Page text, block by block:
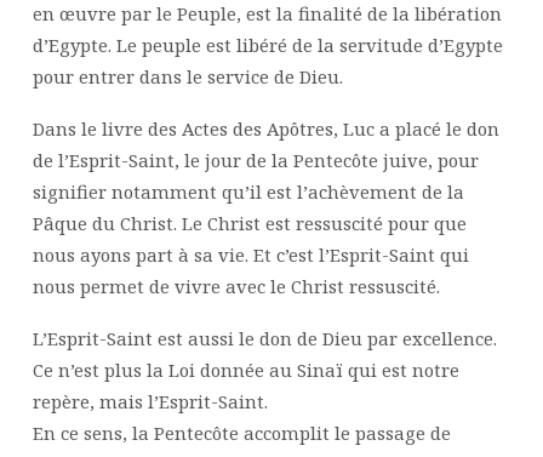
en œuvre par le Peuple, est la finalité de la libération
d’Egypte. Le peuple est libéré de la servitude d’Egypte
pour entrer dans le service de Dieu.
Dans le livre des Actes des Apôtres, Luc a placé le don
de l’Esprit-Saint, le jour de la Pentecôte juive, pour
signifier notamment qu’il est l’achèvement de la
Pâque du Christ. Le Christ est ressuscité pour que
nous ayons part à sa vie. Et c’est l’Esprit-Saint qui
nous permet de vivre avec le Christ ressuscité.
L’Esprit-Saint est aussi le don de Dieu par excellence.
Ce n’est plus la Loi donnée au Sinaï qui est notre
repère, mais l’Esprit-Saint.
En ce sens, la Pentecôte accomplit le passage de